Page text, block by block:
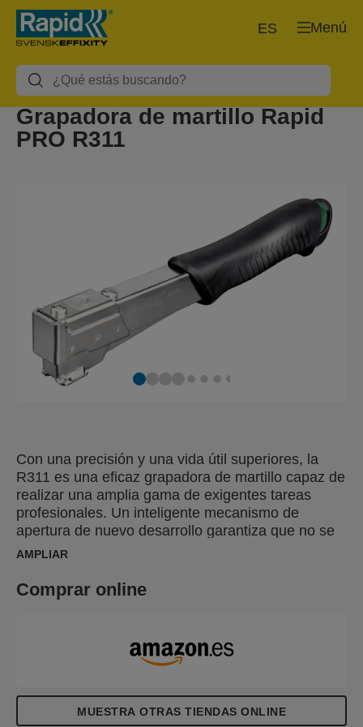
Menú
ES
Grapadora de martillo Rapid
PRO R311
Con una precisión y una vida útil superiores, la
R311 es una eficaz grapadora de martillo capaz de
realizar una amplia gama de exigentes tareas
profesionales. Un inteligente mecanismo de
apertura de nuevo desarrollo garantiza que no se
caigan piezas al cargarlo. La solución perfecta
aislantes, revestimientos antihumedad, envoltorios
de plástico, etiquetas o carteles.
AMPLIAR
Comprar online
MUESTRA OTRAS TIENDAS ONLINE